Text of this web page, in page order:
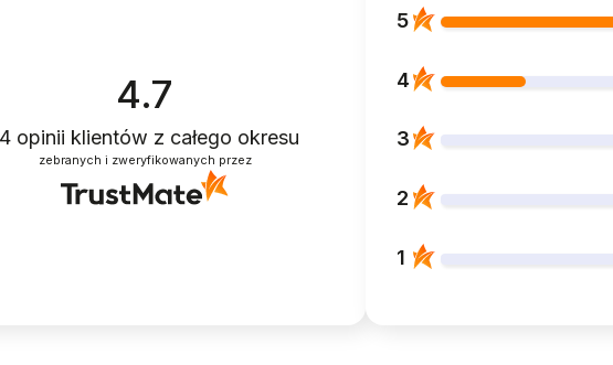
4.7
opinii klientów z całego okresu
zebranych i zweryfikowanych przez
5
4
3
2
1